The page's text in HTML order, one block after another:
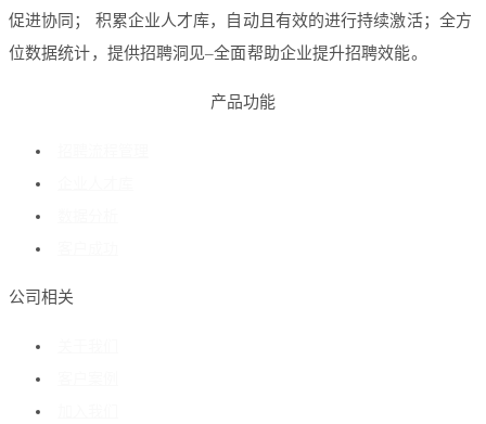
促进协同； 积累企业人才库，自动且有效的进行持续激活；全方
位数据统计，提供招聘洞见–全面帮助企业提升招聘效能。
产品功能
公司相关